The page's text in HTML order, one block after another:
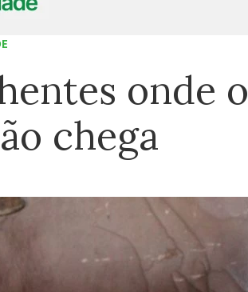
onde o
chega